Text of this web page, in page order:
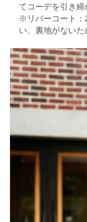
てコーデを引き
※リバーコート：
い、裏地がないた